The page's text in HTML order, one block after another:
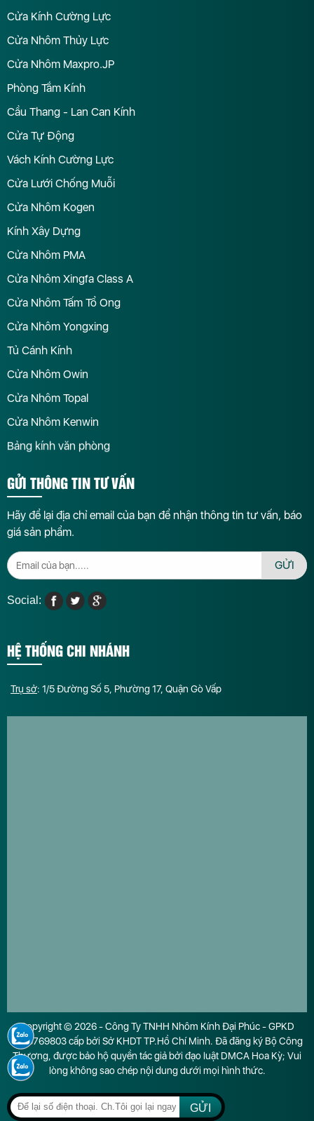
Cửa Kính Cường Lực
Cửa Nhôm Thủy Lực
Cửa Nhôm Maxpro.JP
Phòng Tắm Kính
Cầu Thang - Lan Can Kính
Cửa Tự Động
Vách Kính Cường Lực
Cửa Lưới Chống Muỗi
Cửa Nhôm Kogen
Kính Xây Dựng
Cửa Nhôm PMA
Cửa Nhôm Xingfa Class A
Cửa Nhôm Tấm Tổ Ong
Cửa Nhôm Yongxing
Tủ Cánh Kính
Cửa Nhôm Owin
Cửa Nhôm Topal
Cửa Nhôm Kenwin
Bảng kính văn phòng
GỬI THÔNG TIN TƯ VẤN
Hãy để lại địa chỉ email của bạn để nhận thông tin tư vấn, báo
giá sản phẩm.
GỬI
Social:
HỆ THỐNG CHI NHÁNH
Trụ sở: 1/5 Đường Số 5, Phường 17, Quận Gò Vấp
Copyright © 2026 - Công Ty TNHH Nhôm Kính Đại Phúc - GPKD
0316769803 cấp bởi Sở KHDT TP.Hồ Chí Minh. Đã đăng ký Bộ Công
Thương, được bảo hộ quyền tác giả bởi đạo luật DMCA Hoa Kỳ; Vui
lòng không sao chép nội dung dưới mọi hình thức.
GỬI